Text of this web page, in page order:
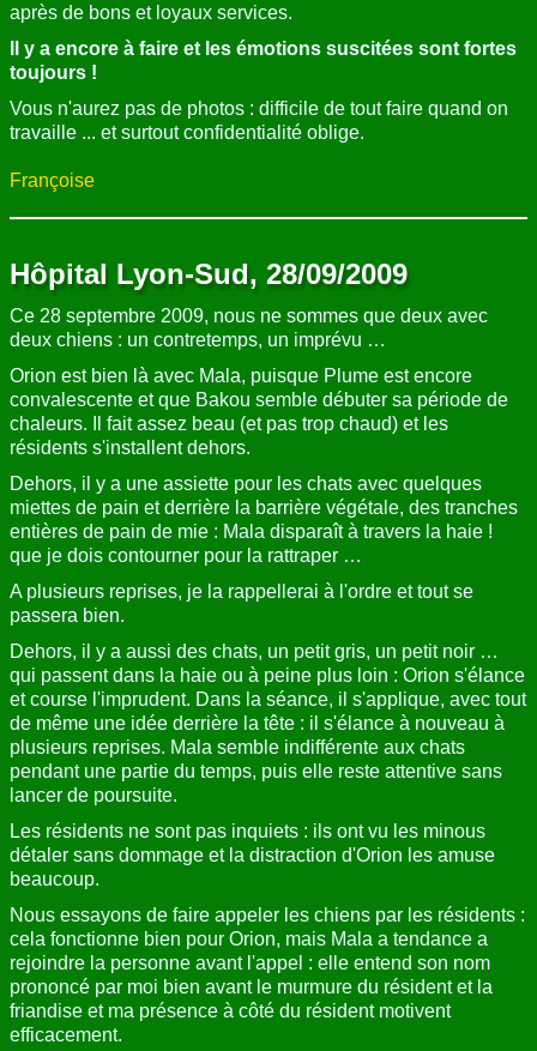
après de bons et loyaux services.
Il y a encore à faire et les émotions suscitées sont fortes
toujours !
Vous n'aurez pas de photos : difficile de tout faire quand on
travaille ... et surtout confidentialité oblige.
Françoise
Hôpital Lyon-Sud, 28/09/2009
Ce 28 septembre 2009, nous ne sommes que deux avec
deux chiens : un contretemps, un imprévu …
Orion est bien là avec Mala, puisque Plume est encore
convalescente et que Bakou semble débuter sa période de
chaleurs. Il fait assez beau (et pas trop chaud) et les
résidents s'installent dehors.
Dehors, il y a une assiette pour les chats avec quelques
miettes de pain et derrière la barrière végétale, des tranches
entières de pain de mie : Mala disparaît à travers la haie !
que je dois contourner pour la rattraper …
A plusieurs reprises, je la rappellerai à l'ordre et tout se
passera bien.
Dehors, il y a aussi des chats, un petit gris, un petit noir …
qui passent dans la haie ou à peine plus loin : Orion s'élance
et course l'imprudent. Dans la séance, il s'applique, avec tout
de même une idée derrière la tête : il s'élance à nouveau à
plusieurs reprises. Mala semble indifférente aux chats
pendant une partie du temps, puis elle reste attentive sans
lancer de poursuite.
Les résidents ne sont pas inquiets : ils ont vu les minous
détaler sans dommage et la distraction d'Orion les amuse
beaucoup.
Nous essayons de faire appeler les chiens par les résidents :
cela fonctionne bien pour Orion, mais Mala a tendance a
rejoindre la personne avant l'appel : elle entend son nom
prononcé par moi bien avant le murmure du résident et la
friandise et ma présence à côté du résident motivent
efficacement.